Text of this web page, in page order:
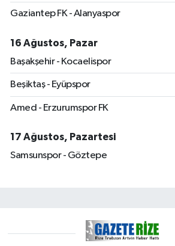
Gaziantep FK - Alanyaspor
16 Ağustos, Pazar
Başakşehir - Kocaelispor
Beşiktaş - Eyüpspor
Amed - Erzurumspor FK
17 Ağustos, Pazartesi
Samsunspor - Göztepe